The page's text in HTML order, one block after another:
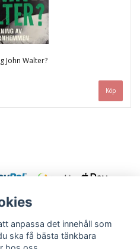
John Walter?
att kontakta oss.
anpassa det innehåll som
ska få bästa tänkbara